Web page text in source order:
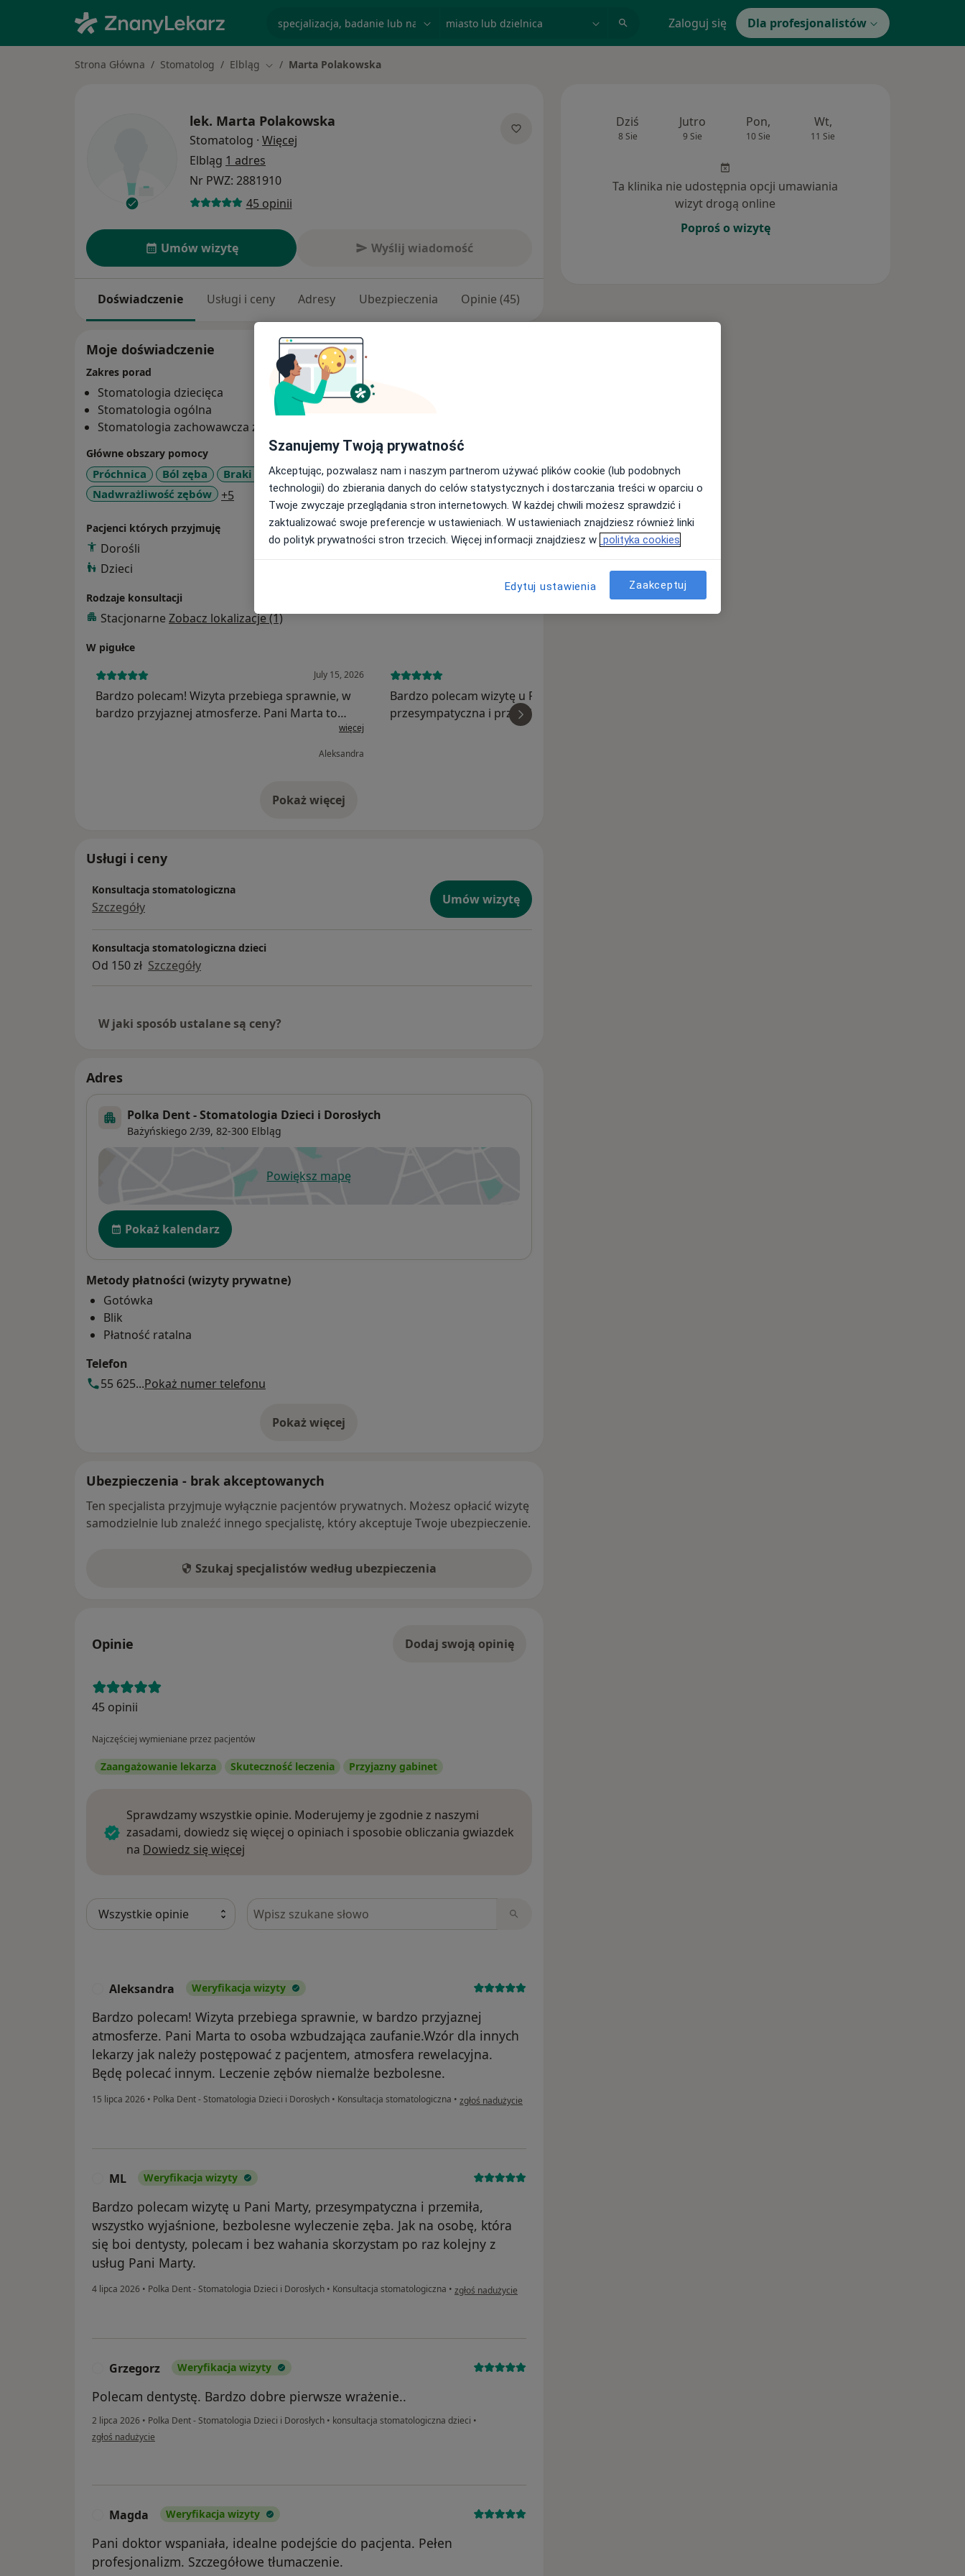
Zaloguj się Dla profesjonalistów
Strona Główna Stomatolog Elbląg Zmień miasto
Marta Polakowska
lek. Marta Polakowska
Stomatolog · Więcej
Elbląg 1 adres
Nr PWZ: 2881910
45 opinii
Umów wizytę Wyślij wiadomość
Doświadczenie Usługi i ceny Adresy Ubezpieczenia Opinie (45)
Moje doświadczenie
Zakres porad
Stomatologia dziecięca
Stomatologia ogólna
Stomatologia zachowawcza z endodoncją
Główne obszary pomocy
Próchnica Ból zęba Braki zębowe
Choroby miazgi
Nadwrażliwość zębów
+5 a11y_sr_more_diseases
Pacjenci których przyjmuję
Dorośli
Dzieci
Rodzaje konsultacji
Stacjonarne Zobacz lokalizacje (1)
W pigułce
July 15, 2026
Bardzo polecam! Wizyta przebiega sprawnie, w
bardzo przyjaznej atmosferze. Pani Marta to
osoba wzbudzająca zaufanie.Wzór dla innych
lekarzy jak należy postępować z pacjentem,
więcej
Aleksandra
Bardzo polecam wizytę u Pani Marty,
przesympatyczna i przemiła, wszystko
wyjaśnione, bezbolesne wyleczenie zęba. Jak na
Pokaż więcejo doświadczeniu
Usługi i ceny
Konsultacja stomatologiczna
Szczegóły Umów wizytę
Konsultacja stomatologiczna dzieci
Od 150 zł Szczegóły
W jaki sposób ustalane są ceny?
Adres
Polka Dent - Stomatologia Dzieci i Dorosłych
Bażyńskiego 2/39, 82-300 Elbląg
Powiększ mapęotwiera się w nowej karcie
Dostępność
Pokaż kalendarz
Metody płatności (wizyty prywatne)
Gotówka
Blik
Płatność ratalna
Telefon
55 625...Pokaż numer telefonu
Pokaż więcej
o adresie
Ubezpieczenia - brak akceptowanych
Ten specjalista przyjmuje wyłącznie pacjentów prywatnych. Możesz opłacić wizytę
samodzielnie lub znaleźć innego specjalistę, który akceptuje Twoje ubezpieczenie.
Szukaj specjalistów według ubezpieczenia
Opinie Dodaj swoją opinię
45 opinii
Najczęściej wymieniane przez pacjentów
Zaangażowanie lekarza Skuteczność leczenia Przyjazny gabinet
Sprawdzamy wszystkie opinie. Moderujemy je zgodnie z naszymi
zasadami, dowiedz się więcej o opiniach i sposobie obliczania gwiazdek
na Dowiedz się więcej
Szukaj w opiniach
Aleksandra Weryfikacja wizyty
Bardzo polecam! Wizyta przebiega sprawnie, w bardzo przyjaznej
atmosferze. Pani Marta to osoba wzbudzająca zaufanie.Wzór dla innych
lekarzy jak należy postępować z pacjentem, atmosfera rewelacyjna.
Będę polecać innym. Leczenie zębów niemalże bezbolesne.
15 lipca 2026 • Polka Dent - Stomatologia Dzieci i Dorosłych • Konsultacja stomatologiczna • w opinii użytkownika Aleksandra
zgłoś nadużycie
ML Weryfikacja wizyty
Bardzo polecam wizytę u Pani Marty, przesympatyczna i przemiła,
wszystko wyjaśnione, bezbolesne wyleczenie zęba. Jak na osobę, która
się boi dentysty, polecam i bez wahania skorzystam po raz kolejny z
usług Pani Marty.
4 lipca 2026 • Polka Dent - Stomatologia Dzieci i Dorosłych • Konsultacja stomatologiczna • w opinii użytkownika ML
zgłoś nadużycie
Grzegorz Weryfikacja wizyty
Polecam dentystę. Bardzo dobre pierwsze wrażenie..
2 lipca 2026 • Polka Dent - Stomatologia Dzieci i Dorosłych • konsultacja stomatologiczna dzieci •
w opinii użytkownika Grzegorz
zgłoś nadużycie
Magda Weryfikacja wizyty
Pani doktor wspaniała, idealne podejście do pacjenta. Pełen
profesjonalizm. Szczegółowe tłumaczenie.
Dziś
8 Sie
Jutro
9 Sie
Pon,
10 Sie
Wt,
11 Sie
Ta klinika nie udostępnia opcji umawiania
wizyt drogą online
Poproś o wizytę
Szanujemy Twoją prywatność
Akceptując, pozwalasz nam i naszym partnerom używać plików cookie (lub podobnych
technologii) do zbierania danych do celów statystycznych i dostarczania treści w oparciu o
Twoje zwyczaje przeglądania stron internetowych. W każdej chwili możesz sprawdzić i
zaktualizować swoje preferencje w ustawieniach. W ustawieniach znajdziesz również linki
do polityk prywatności stron trzecich. Więcej informacji znajdziesz w polityka cookies
Edytuj ustawienia Zaakceptuj